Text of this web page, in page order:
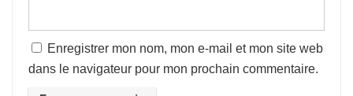
Enregistrer mon nom, mon e-mail et mon site web
dans le navigateur pour mon prochain commentaire.